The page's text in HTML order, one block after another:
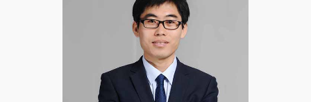
新闻动态
康桥党建
业务领域